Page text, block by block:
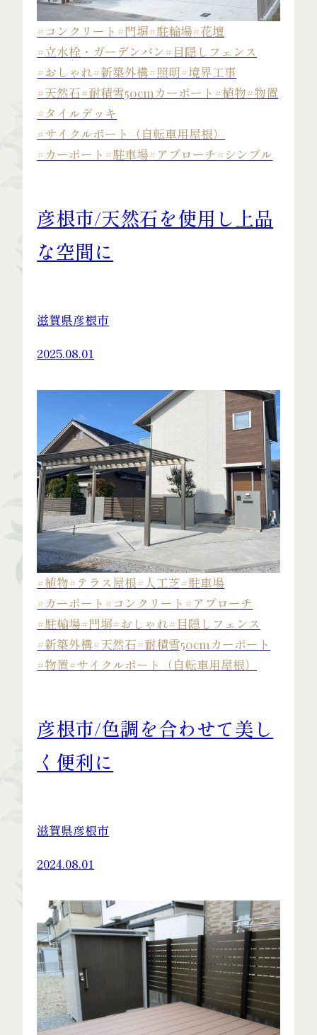
#コンクリート #門塀#駐輪場#花壇
#立水栓・ガーデンパン#目隠しフェンス
#おしゃれ#新築外構#照明#境界工事
#天然石#耐積雪50cmカーポート #植物#物置
#タイルデッキ
#サイクルポート（自転車用屋根）
#カーポート #駐車場#アプローチ#シンプル
彦根市/天然石を使用し上品
な空間に
滋賀県彦根市
2025.08.01
#植物#テラス屋根#人工芝#駐車場
#カーポート #コンクリート #アプローチ
#駐輪場#門塀#おしゃれ#目隠しフェンス
#新築外構#天然石#耐積雪50cmカーポート
#物置#サイクルポート（自転車用屋根）
彦根市/色調を合わせて美し
く便利に
滋賀県彦根市
2024.08.01
Staff